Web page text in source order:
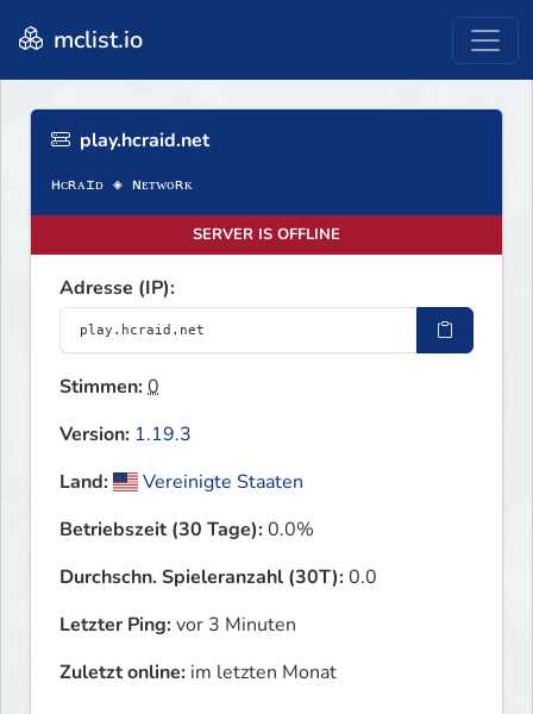
mclist.io
play.hcraid.net
SERVER IS OFFLINE
Adresse (IP):
Stimmen:0
Version: 1.19.3
Land:
Vereinigte Staaten
Betriebszeit (30 Tage):0.0%
Durchschn. Spieleranzahl (30T):0.0
Letzter Ping:vor 3 Minuten
Zuletzt online: im letzten Monat